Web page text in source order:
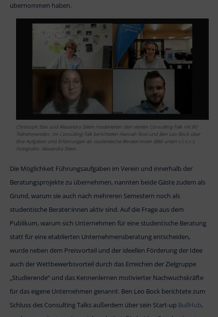
übernommen haben.
Christoph Stas und Alexandra Stiem moderierten den vierten Consulting-Talk mit 80
Teilnehmenden. Im Consulting-Talk berichteten Hannah Rost und Ben Leo Bock über
ihre Aufgaben und Erfahrungen als studentische Berater:innen (Bild unten v.l.n.r.);
Fotografin: Alexandra Stiem
Die Möglichkeit Führungsaufgaben im Verein und innerhalb der
Beratungsprojekte zu übernehmen, nannten beide Gäste zudem als
Grund, warum sie auch nach mehreren Semestern noch als
studentische Berater:innen aktiv sind. Auf die Frage aus dem
Publikum, warum sich Unternehmen für eine studentische Beratung
statt für eine etablierten Unternehmensberatung entscheiden,
wurde neben dem Preisvorteil und der ideellen Förderung der Idee
auch der Wettbewerbsvorteil durch das Erreichen der Zielgruppe
„Studierende“ und das Kennenlernen motivierter Nachwuchskräfte
für das eigene Unternehmen genannt. Ben Leo Bock berichtete zum
Schluss des Consulting Talks außerdem über sein Start-up BullHub,